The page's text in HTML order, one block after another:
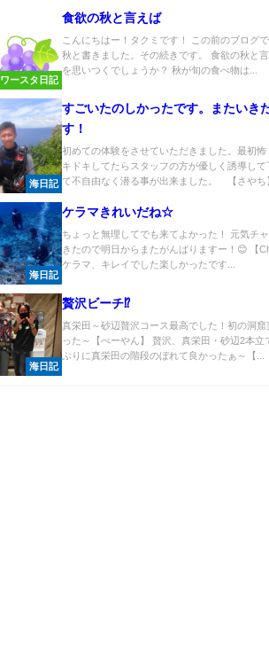
ワースタ日記
食欲の秋と言えば
こんにちはー！タクミです！ この前のブログ
秋と書きました。その続きです。 食欲の秋と
を思いつくでしょうか？ 秋が旬の食べ物は...
海日記
すごいたのしかったです。またいき
す！
初めての体験をさせていただきました。最初怖
キドキしてたらスタッフの方が優しく誘導して
て不自由なく潜る事が出来ました。 【さやち
海日記
ケラマきれいだね☆
ちょっと無理してでも来てよかった！ 元気チ
きたので明日からまたがんばりますー！😊 【
ケラマ、キレイでした楽しかったです...
海日記
贅沢ビーチ⁉
真栄田～砂辺贅沢コース最高でした！初の洞窟
った～【べーやん】 贅沢、真栄田・砂辺2本立
ぶりに真栄田の階段のぼれて良かったぁ～【...